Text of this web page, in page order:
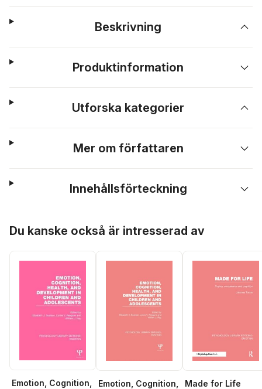
Beskrivning
Produktinformation
Utforska kategorier
Mer om författaren
Innehållsförteckning
Du kanske också är intresserad av
Emotion, Cognition,
Emotion, Cognition,
Made for Life